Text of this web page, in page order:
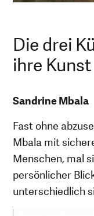
Die drei
ihre Kunst
Sandrine Mbala
Fast ohne
Mbala mit
Menschen, mal
persönlicher
unterschiedlich